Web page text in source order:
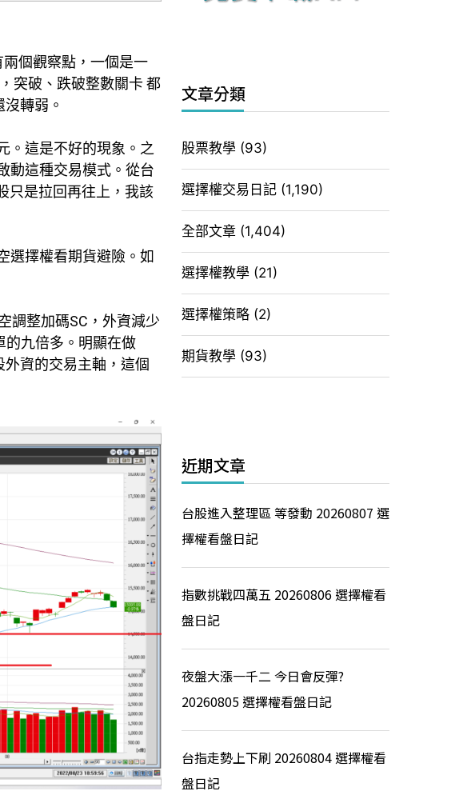
個觀察點，一個是一
突破、跌破整數關卡 都
轉弱。
。這是不好的現象。之
動這種交易模式。從台
只是拉回再往上，我該
選擇權看期貨避險。如
調整加碼SC，外資減少
的九倍多。明顯在做
資的交易主軸，這個
文章分類
股票教學 (93)
選擇權交易日記 (1,190)
全部文章 (1,404)
選擇權教學 (21)
選擇權策略 (2)
期貨教學 (93)
近期文章
台股進入整理區 等發動 20260807 選
擇權看盤日記
指數挑戰四萬五 20260806 選擇權看
盤日記
夜盤大漲一千二 今日會反彈?
20260805 選擇權看盤日記
台指走勢上下刷 20260804 選擇權看
盤日記